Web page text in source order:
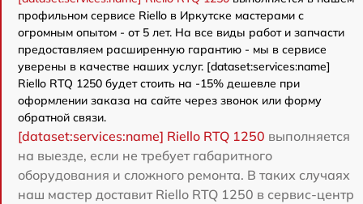
профильном сервисе Riello в Иркутске мастерами с
огромным опытом - от 5 лет. На все виды работ и запчасти
предоставляем расширенную гарантию - мы в сервисе
уверены в качестве наших услуг. [dataset:services:name]
Riello RTQ 1250 будет стоить на -15% дешевле при
оформлении заказа на сайте через звонок или форму
обратной связи.
[dataset:services:name] Riello RTQ 1250 выполняется
на выезде, если не требует габаритного
оборудования и сложного ремонта. В таких случаях
наш мастер доставит Riello RTQ 1250 в сервис-центр